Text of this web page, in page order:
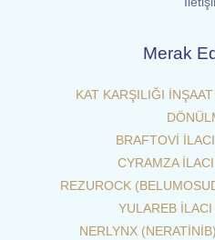
Merak
KAT KARŞILIĞI
BRAFTOVİ
CYRAMZA İLACI
REZUROCK
YULAREB İLACI
NERLYNX